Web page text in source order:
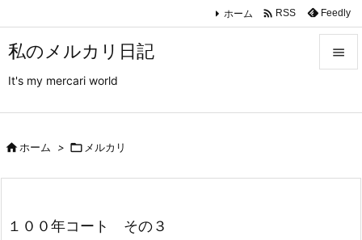
私のメルカリ日記
It's my mercari world

ホーム  RSS Feedly
ホーム >  メルカリ
１００年コート その３